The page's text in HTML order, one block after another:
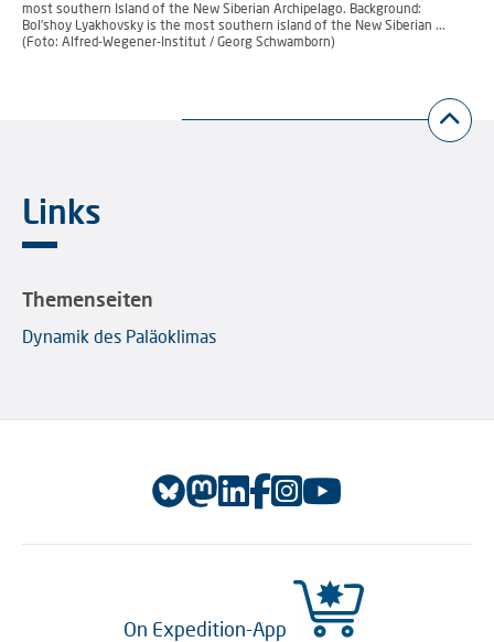
most southern Island of the New Siberian Archipelago. Background:
Bol’shoy Lyakhovsky is the most southern island of the New Siberian ...
(Foto: Alfred-Wegener-Institut / Georg Schwamborn)
Links
Themenseiten
Dynamik des Paläoklimas
On Expedition-App